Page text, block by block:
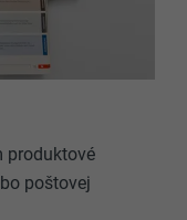
produktové
poštovej